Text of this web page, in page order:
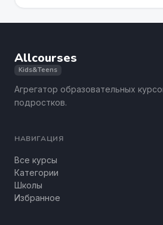
Allcourses
Kids&Teens
Агрегатор образовательных
подростков.
НАВИГАЦИЯ
Все курсы
Категории
Школы
Избранное